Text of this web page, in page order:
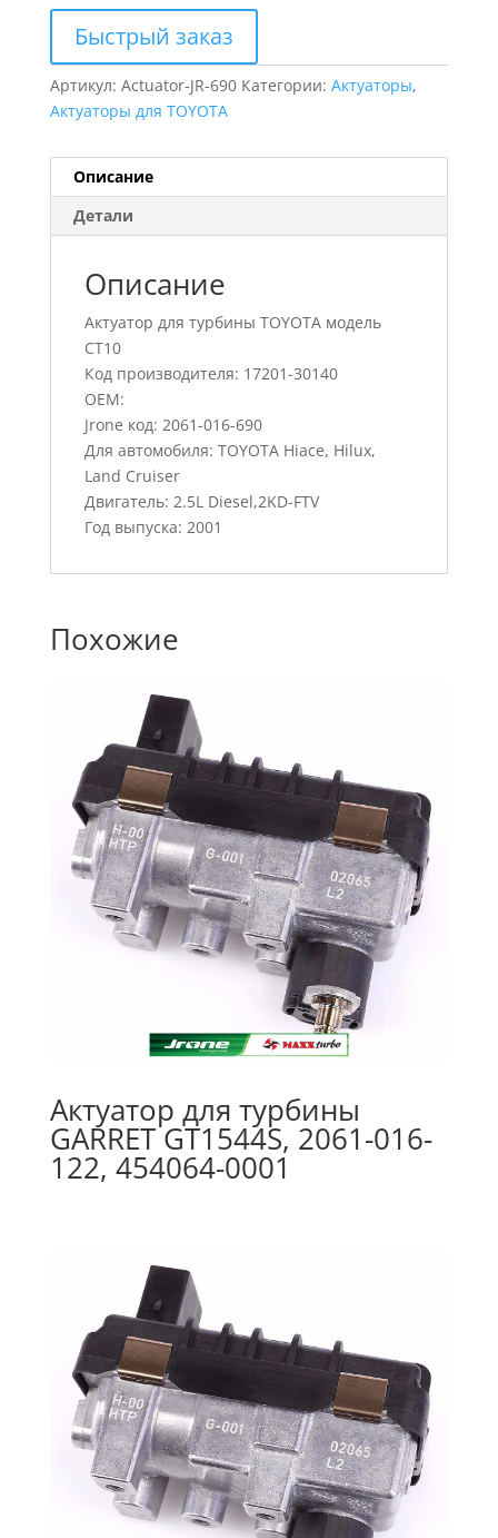
Быстрый заказ
Артикул: Actuator-JR-690 Категории: Актуаторы,
Актуаторы для TOYOTA
Описание
Детали
Описание
Актуатор для турбины TOYOTA модель
CT10
Код производителя: 17201-30140
OEM:
Jrone код: 2061-016-690
Для автомобиля: TOYOTA Hiace, Hilux,
Land Cruiser
Двигатель: 2.5L Diesel,2KD-FTV
Год выпуска: 2001
Похожие
Актуатор для турбины
GARRET GT1544S, 2061-016-
122, 454064-0001